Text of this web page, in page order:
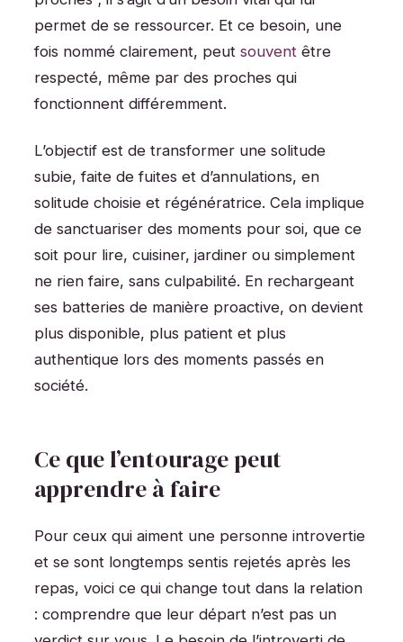
permet de se ressourcer. Et ce besoin, une
fois nommé clairement, peut souvent être
respecté, même par des proches qui
fonctionnent différemment.
L’objectif est de transformer une solitude
subie, faite de fuites et d’annulations, en
solitude choisie et régénératrice. Cela implique
de sanctuariser des moments pour soi, que ce
soit pour lire, cuisiner, jardiner ou simplement
ne rien faire, sans culpabilité. En rechargeant
ses batteries de manière proactive, on devient
plus disponible, plus patient et plus
authentique lors des moments passés en
société.
Ce que l’entourage peut
apprendre à faire
Pour ceux qui aiment une personne introvertie
et se sont longtemps sentis rejetés après les
repas, voici ce qui change tout dans la relation
: comprendre que leur départ n’est pas un